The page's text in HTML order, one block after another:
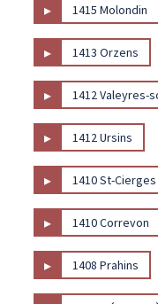
▸ 1415 Molondin
▸ 1413 Orzens
▸ 1412 Valeyres-
▸ 1412 Ursins
▸ 1410 St-Cierges
▸ 1410 Correvon
▸ 1408 Prahins